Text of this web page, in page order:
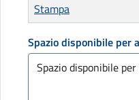
Stampa
Spazio disponibile per